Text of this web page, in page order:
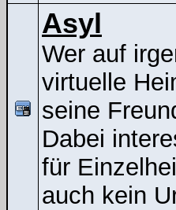
Asyl
Wer auf
virtuelle
seine
Dabei
für
auch kein